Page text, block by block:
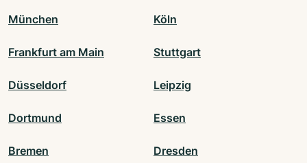
München Köln
Frankfurt am Main Stuttgart
Düsseldorf Leipzig
Dortmund Essen
Bremen Dresden